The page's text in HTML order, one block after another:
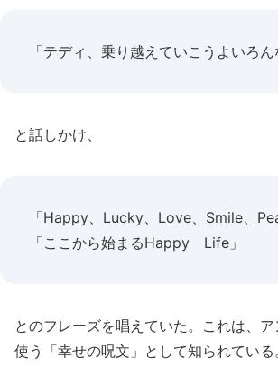
「テディ、乗り越えていこうよいろん
と話しかけ、
「Happy、Lucky、Love、Smile、
「ここから始まるHappy Life」
とのフレーズを唱えていた。これは、ア
使う「幸せの呪文」として知られている